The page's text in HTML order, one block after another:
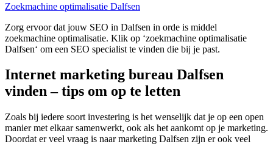
Zoekmachine optimalisatie Dalfsen
Zorg ervoor dat jouw SEO in Dalfsen in orde is middel
zoekmachine optimalisatie. Klik op ‘zoekmachine optimalisatie
Dalfsen‘ om een SEO specialist te vinden die bij je past.
Internet marketing bureau Dalfsen
vinden – tips om op te letten
Zoals bij iedere soort investering is het wenselijk dat je op een open
manier met elkaar samenwerkt, ook als het aankomt op je marketing.
Doordat er veel vraag is naar marketing Dalfsen zijn er ook veel